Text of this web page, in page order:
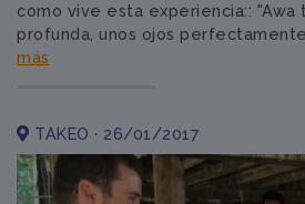
como vive esta experiencia:: "Awa
profunda, unos ojos perfectamente
más
TAKEO · 26/01/2017